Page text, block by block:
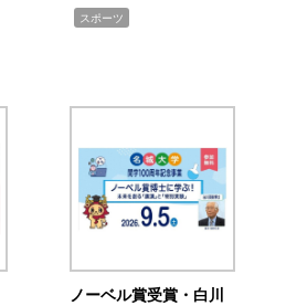
スポーツ
ノーベル賞受賞・白川